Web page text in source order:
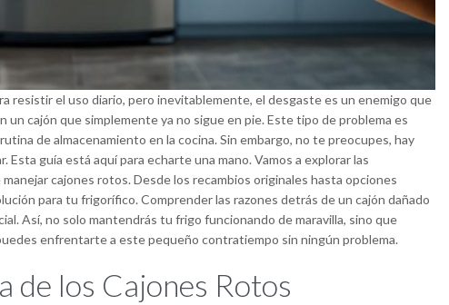
resistir el uso diario, pero inevitablemente, el desgaste es un enemigo que
cajón que simplemente ya no sigue en pie. Este tipo de problema es
de almacenamiento en la cocina. Sin embargo, no te preocupes, hay
guía está aquí para echarte una mano. Vamos a explorar las
cajones rotos. Desde los recambios originales hasta opciones
para tu frigorífico. Comprender las razones detrás de un cajón dañado
Así, no solo mantendrás tu frigo funcionando de maravilla, sino que
enfrentarte a este pequeño contratiempo sin ningún problema.
de los Cajones Rotos